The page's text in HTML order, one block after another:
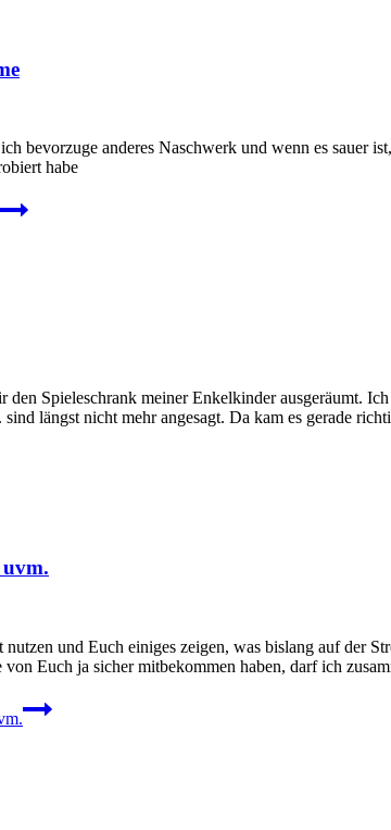
anderes Naschwerk und wenn es sauer
habe
Spieleschrank meiner Enkelkinder ausgeräumt.
längst nicht mehr angesagt. Da kam es gerade
und Euch einiges zeigen, was bislang auf der
Euch ja sicher mitbekommen haben, darf ich